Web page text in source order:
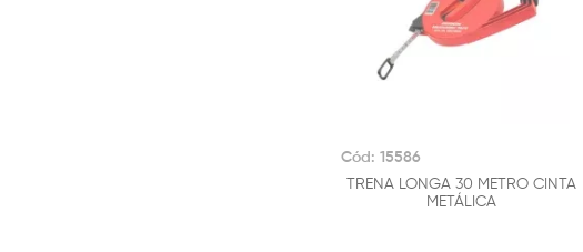
Cód: 15586
TRENA LONGA 30 METRO CINTA
METÁLICA